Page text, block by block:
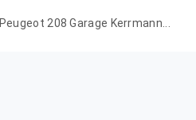
Peugeot 208 Garage Kerrmann...